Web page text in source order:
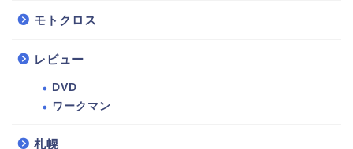
モトクロス
レビュー
DVD
ワークマン
札幌